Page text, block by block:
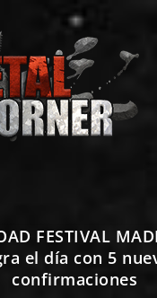
FESTIVAL
el día con 5
confirmaciones